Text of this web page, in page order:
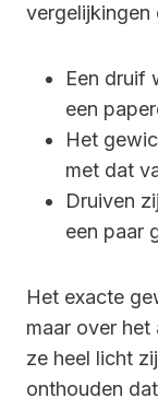
vergelijkingen
Een druif
een
Het
met dat
Druiven
een paar
Het exacte
maar over
ze heel licht
onthouden